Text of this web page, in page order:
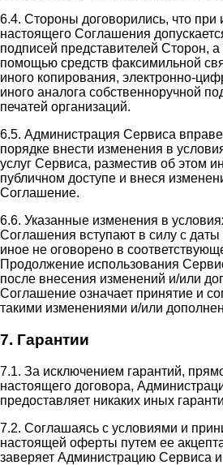
6.4. Стороны договорились, что при
настоящего Соглашения
подписей представителей Сторон, а
помощью средств факсимильной
иного копирования, электронно-
иного аналога собственноручной
печатей организаций.
6.5. Администрация Сервиса
порядке внести изменения в
услуг Сервиса, разместив об этом
публичном доступе и внеся
Соглашение.
6.6. Указанные изменения в
Соглашения вступают в силу с даты
иное не оговорено в
Продолжение использования
после внесения изменений и/или
Соглашение означает принятие и
такими изменениями и/или
7. Гарантии
7.1. За исключением гарантий,
настоящего договора,
предоставляет никаких иных
7.2. Соглашаясь с условиями и
настоящей оферты путем ее
заверяет Администрацию Сервиса и